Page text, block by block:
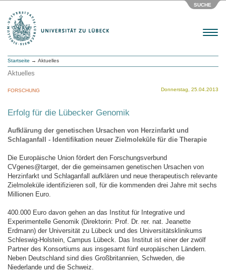
SUCHE
Menu
Startseite → Aktuelles
Aktuelles
Donnerstag, 25.04.2013
FORSCHUNG
Erfolg für die Lübecker Genomik
Aufklärung der genetischen Ursachen von Herzinfarkt und
Schlaganfall - Identifikation neuer Zielmoleküle für die Therapie
Die Europäische Union fördert den Forschungsverbund
CVgenes@target, der die gemeinsamen genetischen Ursachen von
Herzinfarkt und Schlaganfall aufklären und neue therapeutisch relevante
Zielmoleküle identifizieren soll, für die kommenden drei Jahre mit sechs
Millionen Euro.
400.000 Euro davon gehen an das Institut für Integrative und
Experimentelle Genomik (Direktorin: Prof. Dr. rer. nat. Jeanette
Erdmann) der Universität zu Lübeck und des Universitätsklinikums
Schleswig-Holstein, Campus Lübeck. Das Institut ist einer der zwölf
Partner des Konsortiums aus insgesamt fünf europäischen Ländern.
Neben Deutschland sind dies Großbritannien, Schweden, die
Niederlande und die Schweiz.